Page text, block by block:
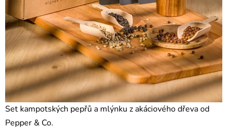
Set kampotských pepřů a mlýnku z akáciového dřeva od
Pepper & Co.